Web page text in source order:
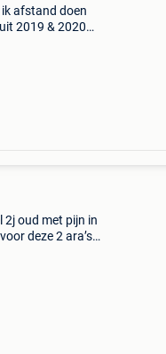
afstand doen
2019 & 2020
2j oud met pijn in
deze 2 ara’s.